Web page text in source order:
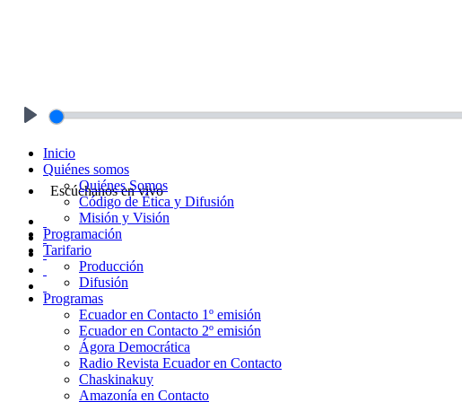
Escúchanos en vivo
Inicio
Quiénes somos
Quiénes Somos
Código de Ética y Difusión
Misión y Visión
Programación
Tarifario
Producción
Difusión
Programas
Ecuador en Contacto 1º emisión
Ecuador en Contacto 2º emisión
Ágora Democrática
Radio Revista Ecuador en Contacto
Chaskinakuy
Amazonía en Contacto